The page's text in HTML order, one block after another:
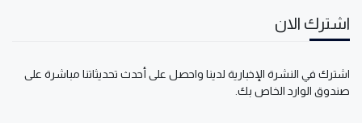
اشترك الان
اشترك في النشرة الإخبارية لدينا واحصل على أحدث تحديثاتنا مباشرة على
صندوق الوارد الخاص بك.